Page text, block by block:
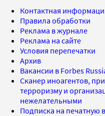
Контактная
Правила обработки
Реклама в журнале
Реклама на сайте
Условия перепечатки
Архив
Вакансии в Forbes
Сканер иноагентов,
терроризму и
нежелательными
Подписка на печатную